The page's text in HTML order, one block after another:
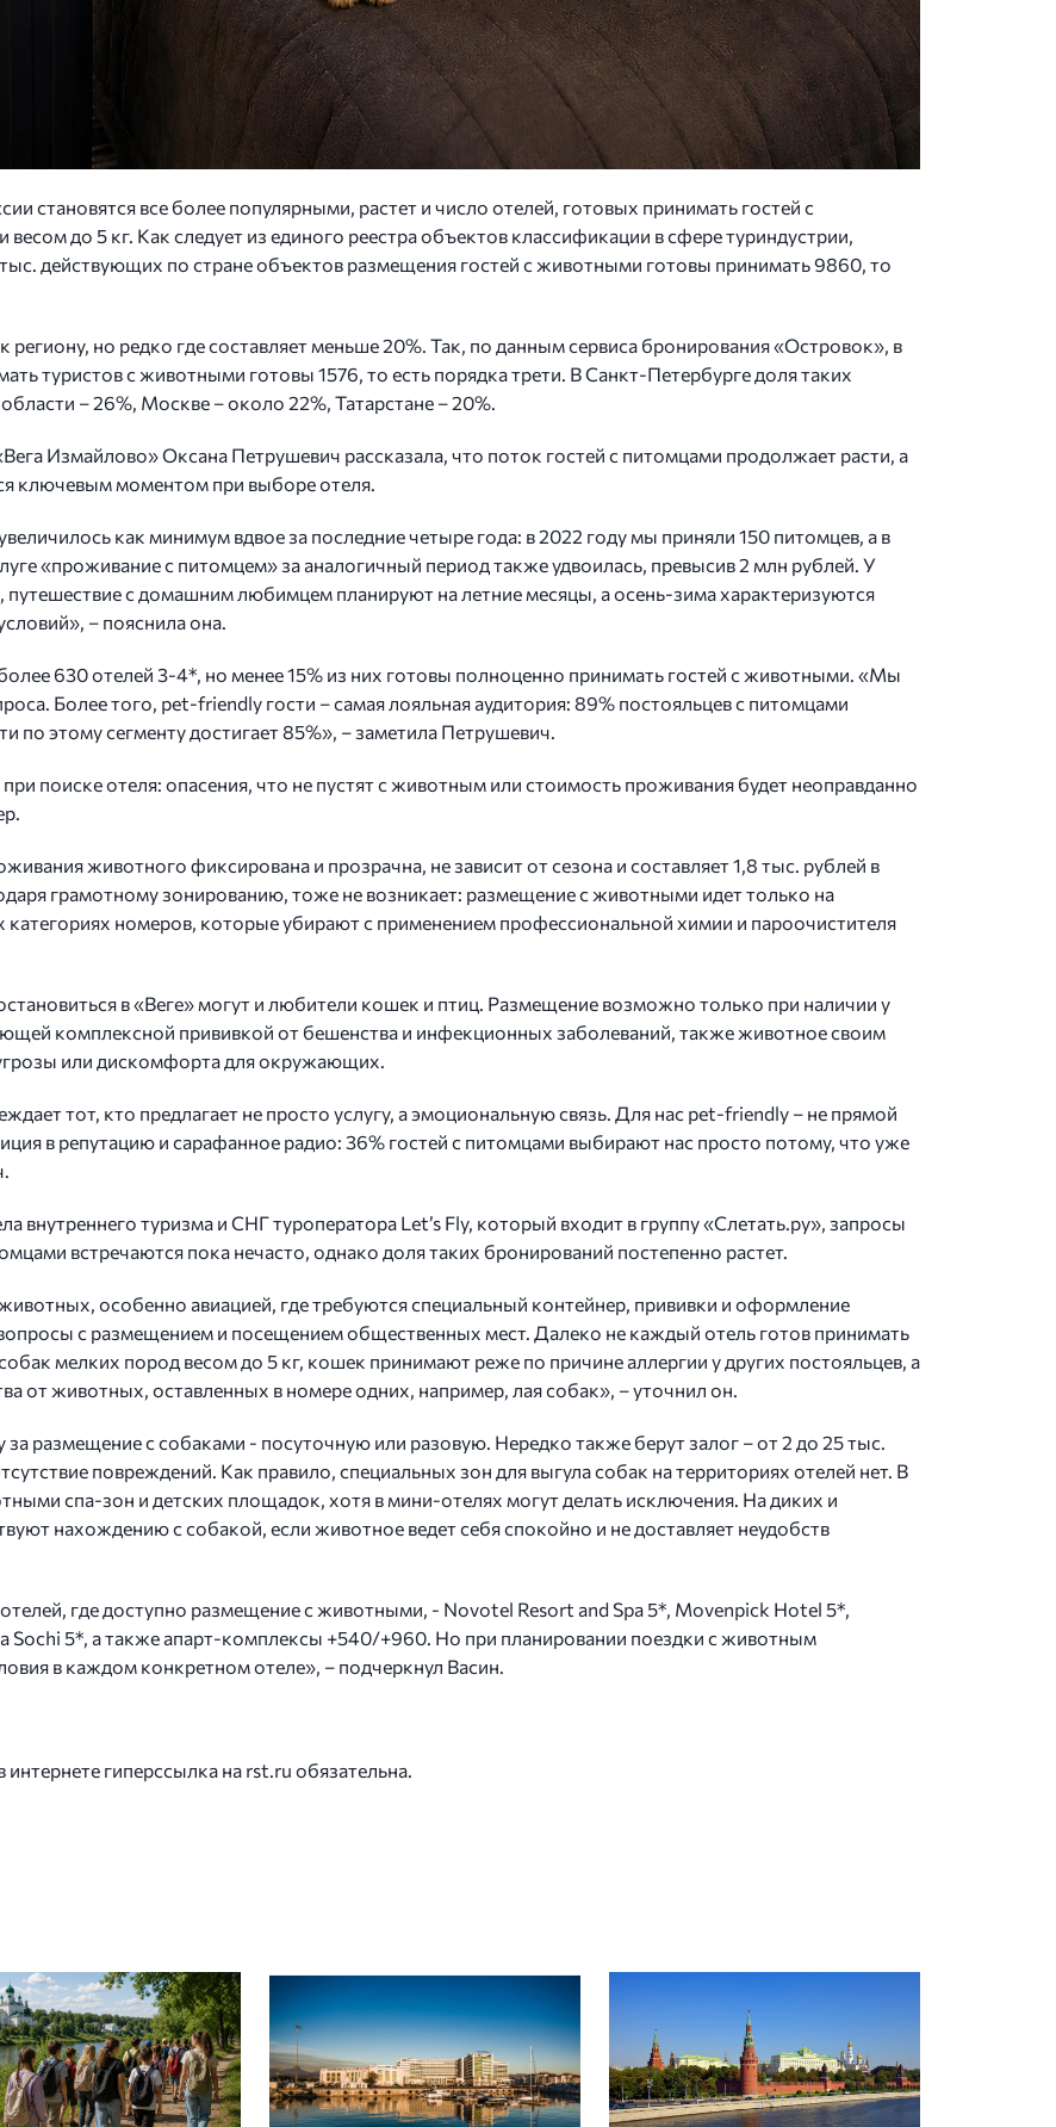
становятся все более популярными, растет и число отелей, готовых принимать гостей с
до 5 кг. Как следует из единого реестра объектов классификации в сфере туриндустрии,
действующих по стране объектов размещения гостей с животными готовы принимать 9860, то
региону, но редко где составляет меньше 20%. Так, по данным сервиса бронирования «Островок», в
туристов с животными готовы 1576, то есть порядка трети. В Санкт-Петербурге доля таких
– 26%, Москве – около 22%, Татарстане – 20%.
Измайлово» Оксана Петрушевич рассказала, что поток гостей с питомцами продолжает расти, а
ключевым моментом при выборе отеля.
как минимум вдвое за последние четыре года: в 2022 году мы приняли 150 питомцев, а в
«проживание с питомцем» за аналогичный период также удвоилась, превысив 2 млн рублей. У
путешествие с домашним любимцем планируют на летние месяцы, а осень-зима характеризуются
– пояснила она.
630 отелей 3-4*, но менее 15% из них готовы полноценно принимать гостей с животными. «Мы
Более того, pet-friendly гости – самая лояльная аудитория: 89% постояльцев с питомцами
по этому сегменту достигает 85%», – заметила Петрушевич.
поиске отеля: опасения, что не пустят с животным или стоимость проживания будет неоправданно
животного фиксирована и прозрачна, не зависит от сезона и составляет 1,8 тыс. рублей в
грамотному зонированию, тоже не возникает: размещение с животными идет только на
номеров, которые убирают с применением профессиональной химии и пароочистителя
в «Веге» могут и любители кошек и птиц. Размещение возможно только при наличии у
комплексной прививкой от бешенства и инфекционных заболеваний, также животное своим
или дискомфорта для окружающих.
тот, кто предлагает не просто услугу, а эмоциональную связь. Для нас pet-friendly – не прямой
в репутацию и сарафанное радио: 36% гостей с питомцами выбирают нас просто потому, что уже
внутреннего туризма и СНГ туроператора Let’s Fly, который входит в группу «Слетать.ру», запросы
встречаются пока нечасто, однако доля таких бронирований постепенно растет.
особенно авиацией, где требуются специальный контейнер, прививки и оформление
с размещением и посещением общественных мест. Далеко не каждый отель готов принимать
мелких пород весом до 5 кг, кошек принимают реже по причине аллергии у других постояльцев, а
от животных, оставленных в номере одних, например, лая собак», – уточнил он.
размещение с собаками - посуточную или разовую. Нередко также берут залог – от 2 до 25 тыс.
повреждений. Как правило, специальных зон для выгула собак на территориях отелей нет. В
спа-зон и детских площадок, хотя в мини-отелях могут делать исключения. На диких и
нахождению с собакой, если животное ведет себя спокойно и не доставляет неудобств
где доступно размещение с животными, - Novotel Resort and Spa 5*, Movenpick Hotel 5*,
Sochi 5*, а также апарт-комплексы +540/+960. Но при планировании поездки с животным
в каждом конкретном отеле», – подчеркнул Васин.
гиперссылка на rst.ru обязательна.